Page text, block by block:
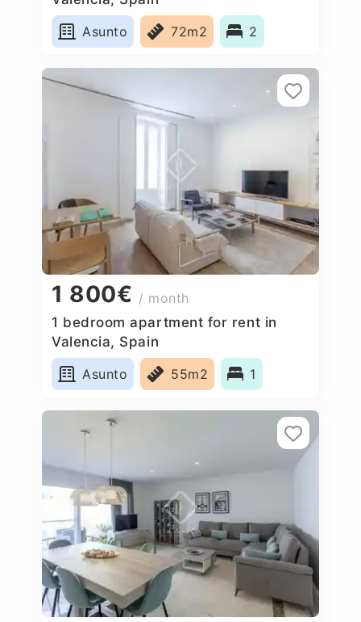
Asunto
72m2 2
1 800€ / month
1 bedroom apartment for rent in
Valencia, Spain
Asunto
55m2 1